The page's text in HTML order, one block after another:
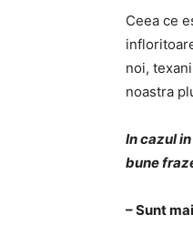
Ceea ce
noi,
noastra
In cazul
bune
– Sunt